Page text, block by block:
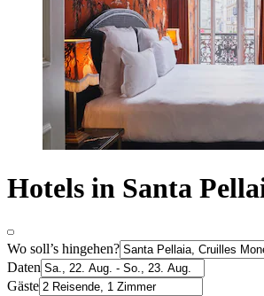
Hotels in Santa
Wo soll’s hingehen?
Daten
Gäste